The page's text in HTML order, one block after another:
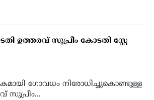
ഉത്തരവ് സുപ്രീം കോടതി സ്റ്റേ
ഗോവധം നിരോധിച്ചുകൊണ്ടുള്ള
സുപ്രീം...